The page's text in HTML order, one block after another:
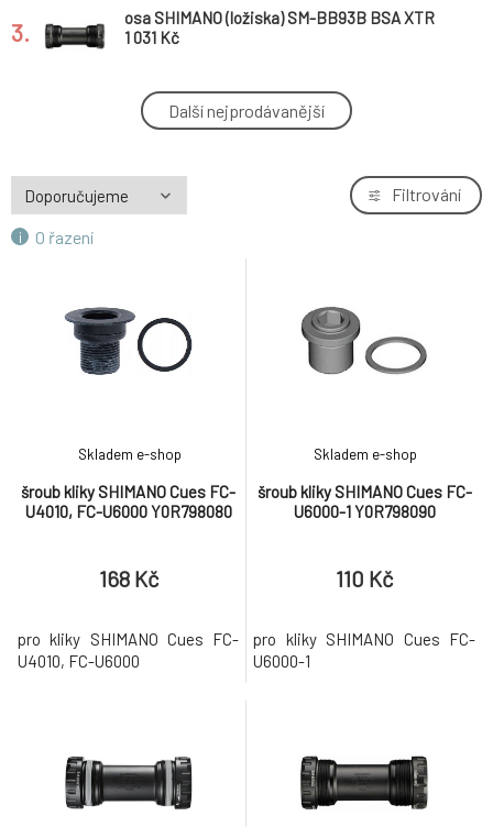
3.
osa SHIMANO (ložiska) SM-BB93B BSA XTR
balená s podložkami
1 031 Kč
00.6415.045.060 - SRAM AM BB GXP TEAM
ENGLISH 83 *
999 Kč
5.
osa MAX1 Evo GXP BSA 68/73 mm černá
839 Kč
osa MAX1 Evo Dub BSA 68/73 mm černá
1 019 Kč
1 025 Kč
Další nejprodávanější
O řazení
Filtrování
šroub kliky SHIMANO Cues FC-
U4010, FC-U6000 Y0R798080
Skladem e-shop
168 Kč
pro kliky SHIMANO Cues FC-
U4010, FC-U6000
šroub kliky SHIMANO Cues FC-
U6000-1 Y0R798090
Skladem e-shop
110 Kč
pro kliky SHIMANO Cues FC-
U6000-1